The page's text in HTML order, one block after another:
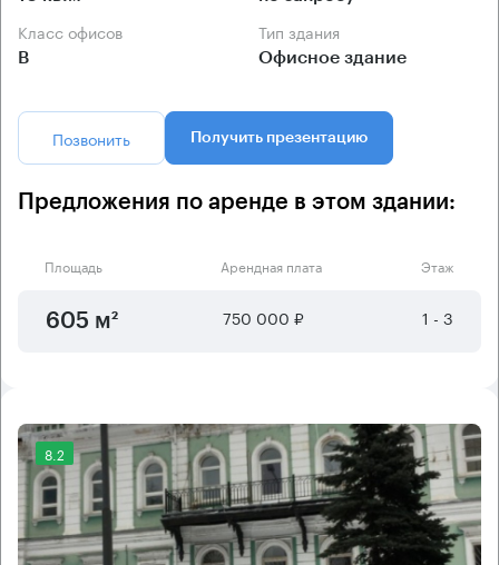
Класс офисов
B
Тип здания
Офисное здание
Позвонить Получить презентацию
Предложения по аренде в этом здании:
Площадь Арендная плата Этаж
605 м² 750 000 ₽ 1 - 3
8.2